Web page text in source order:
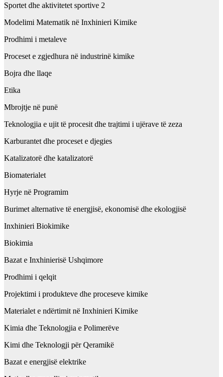
Sportet dhe aktivitetet sportive 2
Modelimi Matematik në Inxhinieri Kimike
Prodhimi i metaleve
Proceset e zgjedhura në industrinë kimike
Bojra dhe llaqe
Etika
Mbrojtje në punë
Teknologjia e ujit të procesit dhe trajtimi i ujërave të zeza
Karburantet dhe proceset e djegies
Katalizatorë dhe katalizatorë
Biomaterialet
Hyrje në Programim
Burimet alternative të energjisë, ekonomisë dhe ekologjisë
Inxhinieri Biokimike
Biokimia
Bazat e Inxhinierisë Ushqimore
Prodhimi i qelqit
Projektimi i produkteve dhe proceseve kimike
Materialet e ndërtimit në Inxhinieri Kimike
Kimia dhe Teknologjia e Polimerëve
Kimi dhe Teknologji për Qeramikë
Bazat e energjisë elektrike